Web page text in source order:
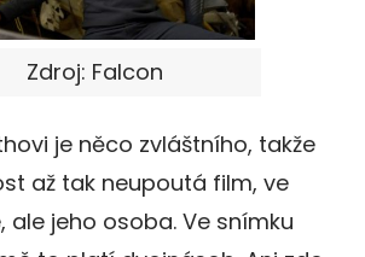
Zdroj: Falcon
je něco zvláštního, takže
až tak neupoutá film, ve
ale jeho osoba. Ve snímku